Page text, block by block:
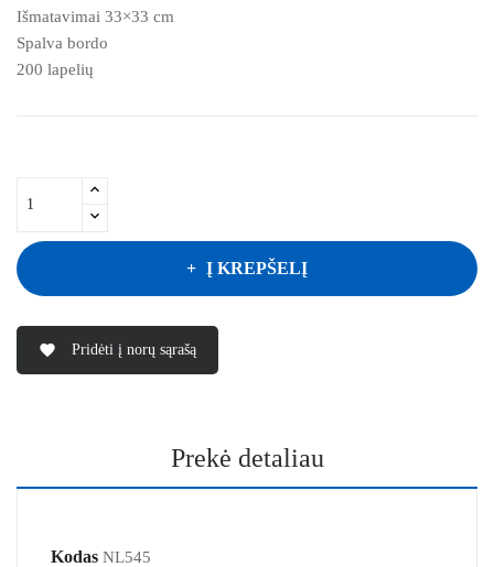
Išmatavimai 33×33 cm
Spalva bordo
200 lapelių
Į KREPŠELĮ
favorite Pridėti į norų sąrašą
Prekė detaliau
Kodas NL545